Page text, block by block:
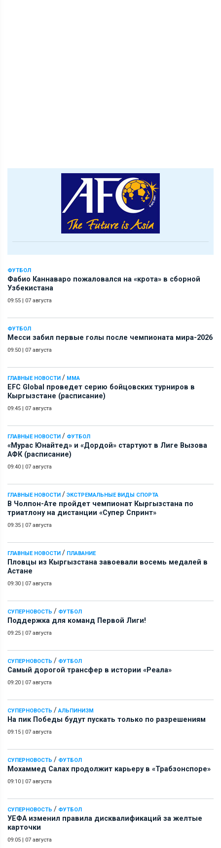
ФУТБОЛ
Фабио Каннаваро пожаловался на «крота» в сборной
Узбекистана
09:55 07 августа
ФУТБОЛ
Месси забил первые голы после чемпионата мира-2026
09:50 07 августа
ГЛАВНЫЕ НОВОСТИ / ММА
EFC Global проведет серию бойцовских турниров в
Кыргызстане (расписание)
09:45 07 августа
ГЛАВНЫЕ НОВОСТИ / ФУТБОЛ
«Мурас Юнайтед» и «Дордой» стартуют в Лиге Вызова
АФК (расписание)
09:40 07 августа
ГЛАВНЫЕ НОВОСТИ / ЭКСТРЕМАЛЬНЫЕ ВИДЫ СПОРТА
В Чолпон-Ате пройдет чемпионат Кыргызстана по
триатлону на дистанции «Супер Спринт»
09:35 07 августа
ГЛАВНЫЕ НОВОСТИ / ПЛАВАНИЕ
Пловцы из Кыргызстана завоевали восемь медалей в
Астане
09:30 07 августа
СУПЕРНОВОСТЬ / ФУТБОЛ
Поддержка для команд Первой Лиги!
09:25 07 августа
СУПЕРНОВОСТЬ / ФУТБОЛ
Самый дорогой трансфер в истории «Реала»
09:20 07 августа
СУПЕРНОВОСТЬ / АЛЬПИНИЗМ
На пик Победы будут пускать только по разрешениям
09:15 07 августа
СУПЕРНОВОСТЬ / ФУТБОЛ
Мохаммед Салах продолжит карьеру в «Трабзонспоре»
09:10 07 августа
СУПЕРНОВОСТЬ / ФУТБОЛ
УЕФА изменил правила дисквалификаций за желтые
карточки
09:05 07 августа